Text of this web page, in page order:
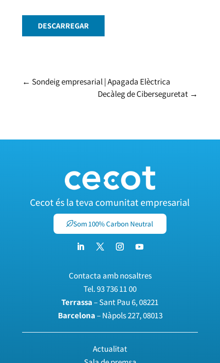
DESCARREGAR
← Sondeig empresarial | Apagada Elèctrica
Decàleg de Ciberseguretat →
Cecot és la teva comunitat empresarial
Som 100% Carbon Neutral
Contacta amb nosaltres
Tel.93 736 11 00
Terrassa– Sant Pau 6, 08221
Barcelona– Nàpols 227, 08013
Actualitat